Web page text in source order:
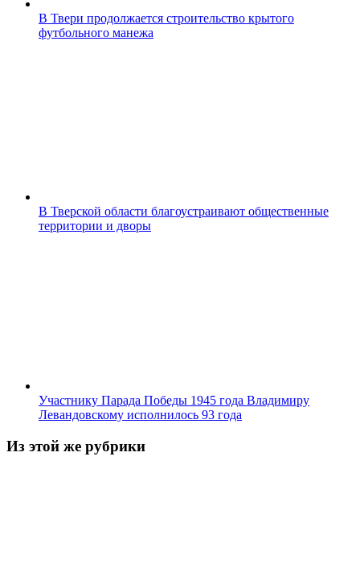
В Твери продолжается строительство крытого
футбольного манежа
В Тверской области благоустраивают общественные
территории и дворы
Участнику Парада Победы 1945 года Владимиру
Левандовскому исполнилось 93 года
Из этой же рубрики